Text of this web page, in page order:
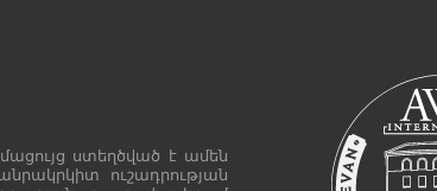
ստեղծված է ամեն
ուշադրության